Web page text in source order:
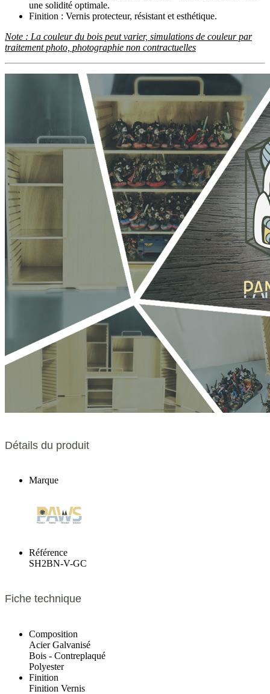
une solidité optimale.
Finition : Vernis protecteur, résistant et esthétique.
Note : La couleur du bois peut varier, simulations de couleur par
traitement photo, photographie non contractuelles
Détails du produit
Marque
Référence
SH2BN-V-GC
Fiche technique
Composition
Acier Galvanisé
Bois - Contreplaqué
Polyester
Finition
Finition Vernis